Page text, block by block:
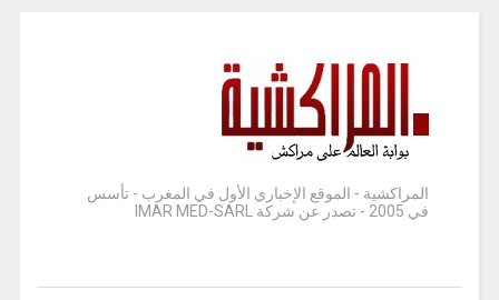
المراكشية - الموقع الإخباري الأول في المغرب - تأسس
في 2005 - تصدر عن شركة IMAR MED-SARL